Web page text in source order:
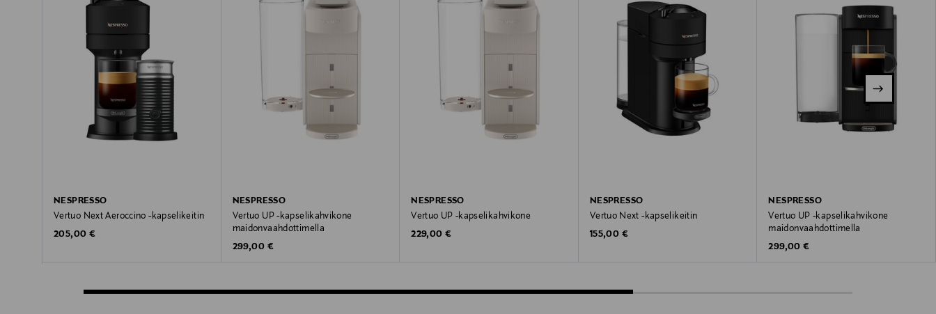
NESPRESSO
Vertuo Next Aeroccino -kapselikeitin
Original Price
205,00 €
NESPRESSO
Vertuo UP -kapselikahvikone
maidonvaahdottimella
Original Price
299,00 €
NESPRESSO
Vertuo UP -kapselikahvikone
Original Price
229,00 €
NESPRESSO
Vertuo Next -kapselikeitin
Original Price
155,00 €
NESPRESSO
Vertuo UP -kapselikahvikone
maidonvaahdottimella
Original Price
299,00 €